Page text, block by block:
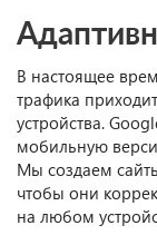
В настоящее
трафика
устройства.
мобильную
Мы создаем
чтобы они
на любом